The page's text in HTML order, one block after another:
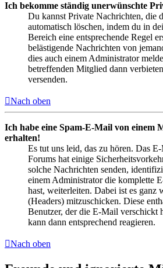
Ich bekomme ständig unerwünschte
Du kannst Private Nachrichten, die
automatisch löschen, indem du in
Bereich eine entsprechende Regel
belästigende Nachrichten von
dies auch einem Administrator
betreffenden Mitglied dann
versenden.
Nach oben
Ich habe eine Spam-E-Mail von einem
erhalten!
Es tut uns leid, das zu hören. Das
Forums hat einige
solche Nachrichten senden,
einem Administrator die komplette
hast, weiterleiten. Dabei ist es ganz
(Headers) mitzuschicken. Diese
Benutzer, der die E-Mail verschickt
kann dann entsprechend reagieren.
Nach oben